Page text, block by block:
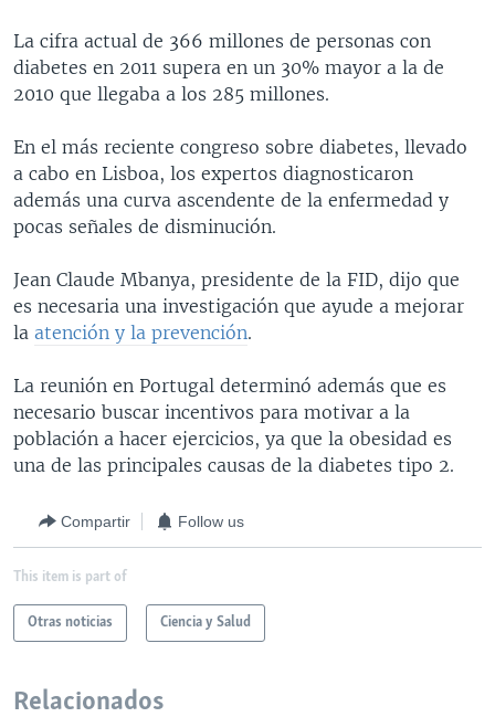
VENEZUELA
NICARAGUA
ECONOMÍA
ENTRETENIMIENTO Y CULTURA
DEPORTES
CIENCIA Y SALUD
MULTIMEDIA
AUDIOS
PROGRAMAS TV
FORO INTERAMERICANO
VISIÓN 360
PANORAMA
AVANCE INFORMATIVO
AUDIONOTICIAS
ESTADOS UNIDOS AL DÍA
EL MUNDO AL DÍA [RADIO]
DEPORTIVO INTERNACIONAL
NOTA ECONÓMICA
ENTRETENIMIENTO
DIRECT
DOCUMENTALES DE LA VOA
Idiomas
La cifra actual de 366 millones de personas con
diabetes en 2011 supera en un 30% mayor a la de
2010 que llegaba a los 285 millones.
En el más reciente congreso sobre diabetes, llevado
a cabo en Lisboa, los expertos diagnosticaron
además una curva ascendente de la enfermedad y
pocas señales de disminución.
Jean Claude Mbanya, presidente de la FID, dijo que
es necesaria una investigación que ayude a mejorar
la atención y la prevención.
La reunión en Portugal determinó además que es
necesario buscar incentivos para motivar a la
población a hacer ejercicios, ya que la obesidad es
una de las principales causas de la diabetes tipo 2.
Compartir Follow us
This item is part of
Otras noticias Ciencia y Salud
Relacionados